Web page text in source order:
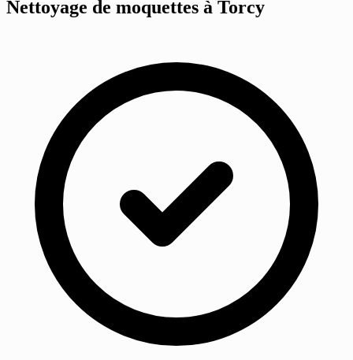
Nettoyage de moquettes à Torcy